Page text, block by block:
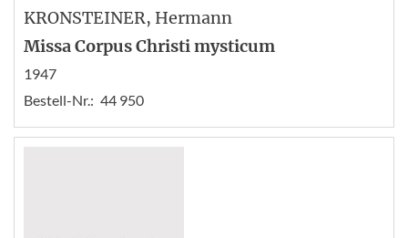
KRONSTEINER, Hermann
Missa Corpus Christi mysticum
1947
Bestell-Nr.: 44 950